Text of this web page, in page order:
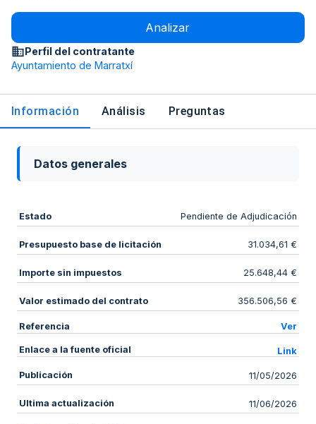
Analizar
Perfil del contratante
Ayuntamiento de Marratxí
Información Análisis Preguntas
Datos generales
Estado Pendiente de Adjudicación
Presupuesto base de licitación 31.034,61 €
Importe sin impuestos 25.648,44 €
Valor estimado del contrato 356.506,56 €
Referencia Ver
Enlace a la fuente oficial Link
Publicación 11/05/2026
Ultima actualización 11/06/2026